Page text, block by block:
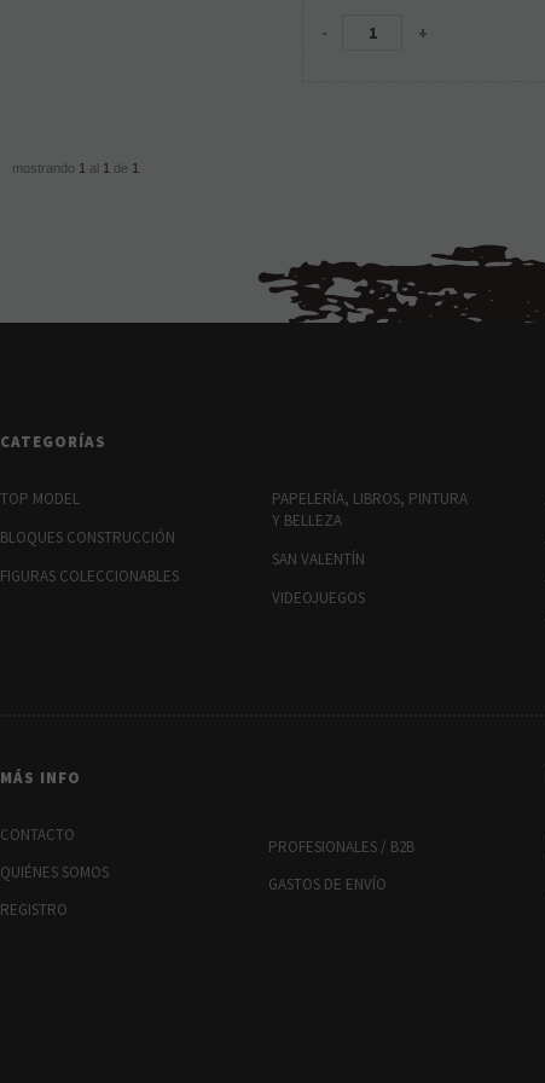
- +
mostrando 1 al 1 de 1
CATEGORÍAS
TOP MODEL
BLOQUES CONSTRUCCIÓN
FIGURAS COLECCIONABLES
PAPELERÍA, LIBROS, PINTURA
Y BELLEZA
SAN VALENTÍN
VIDEOJUEGOS
MÁS INFO
CONTACTO
QUIÉNES SOMOS
REGISTRO
PROFESIONALES / B2B
GASTOS DE ENVÍO